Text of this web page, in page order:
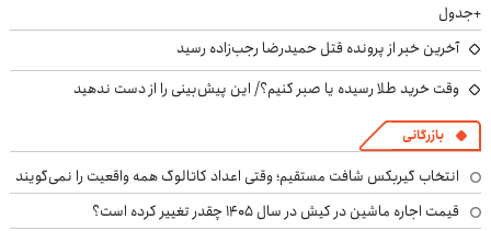
+جدول
آخرین خبر از پرونده قتل حمیدرضا رجب‌زاده رسید
وقت خرید طلا رسیده یا صبر کنیم؟/ این پیش‌بینی را از دست ندهید
بازرگانی
انتخاب گیربکس شافت مستقیم؛ وقتی اعداد کاتالوگ همه واقعیت را نمی‌گویند
قیمت اجاره ماشین در کیش در سال ۱۴۰۵ چقدر تغییر کرده است؟